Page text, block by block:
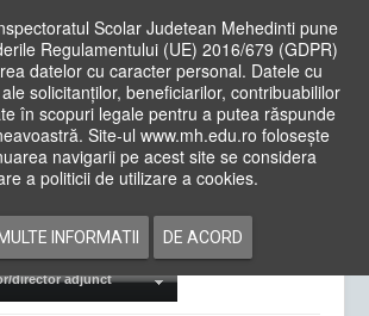
Scolar Judetean Mehedinti pune
Regulamentului (UE) 2016/679 (GDPR)
datelor cu caracter personal. Datele cu
solicitanților, beneficiarilor, contribuabililor
în scopuri legale pentru a putea răspunde
Site-ul www.mh.edu.ro folosește
navigarii pe acest site se considera
a politicii de utilizare a cookies.
INFORMATII DE ACORD
Cadre Didactice
director adjunct